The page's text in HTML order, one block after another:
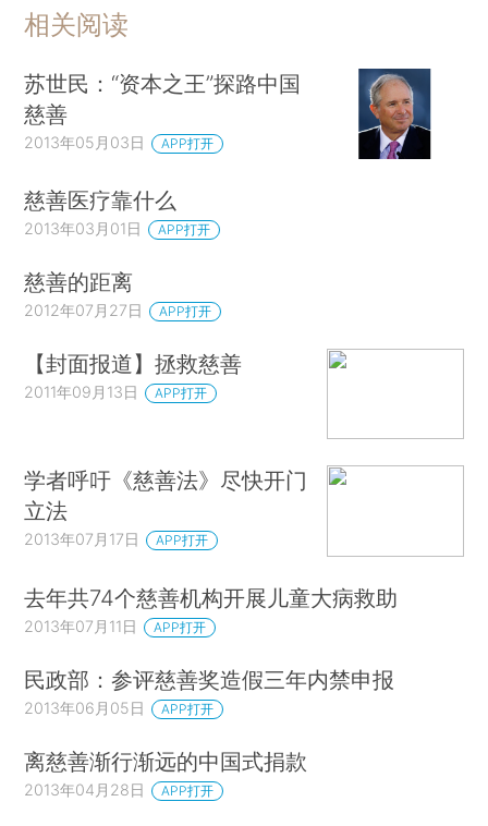
相关阅读
苏世民：“资本之王”探路中国
慈善
2013年05月03日 APP打开
慈善医疗靠什么
2013年03月01日 APP打开
慈善的距离
2012年07月27日 APP打开
【封面报道】拯救慈善
2011年09月13日 APP打开
学者呼吁《慈善法》尽快开门
立法
2013年07月17日 APP打开
去年共74个慈善机构开展儿童大病救助
2013年07月11日 APP打开
民政部：参评慈善奖造假三年内禁申报
2013年06月05日 APP打开
离慈善渐行渐远的中国式捐款
2013年04月28日 APP打开